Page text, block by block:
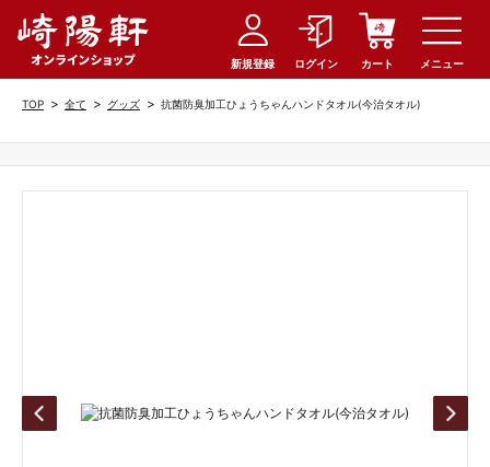
新規登録 ログイン カート メニュー
TOP > 全て > グッズ > 抗菌防臭加工ひょうちゃんハンドタオル(今治タオル)